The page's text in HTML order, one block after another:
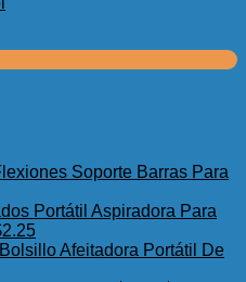
Soporte Barras Para
Aspiradora Para
2.25El
precioAfeitadora Portátil De